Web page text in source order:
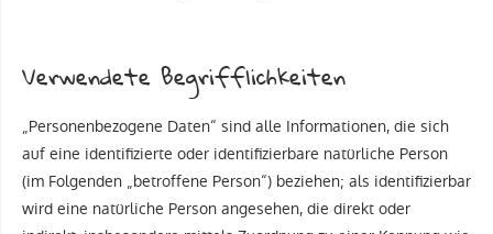
Verwendete Begrifflichkeiten
„Personenbezogene Daten“ sind alle Informationen, die sich
auf eine identifizierte oder identifizierbare natürliche Person
(im Folgenden „betroffene Person“) beziehen; als identifizierbar
wird eine natürliche Person angesehen, die direkt oder